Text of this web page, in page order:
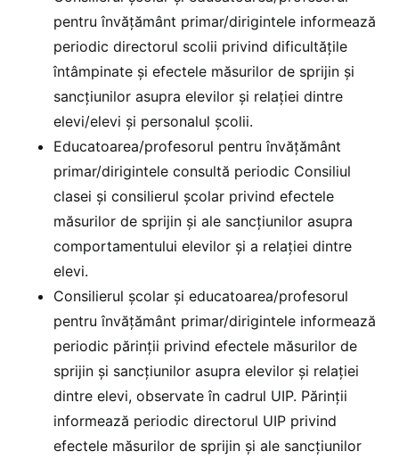
pentru învățământ primar/dirigintele informează
periodic directorul scolii privind dificultățile
întâmpinate și efectele măsurilor de sprijin și
sancțiunilor asupra elevilor și relației dintre
elevi/elevi și personalul școlii.
Educatoarea/profesorul pentru învățământ
primar/dirigintele consultă periodic Consiliul
clasei și consilierul școlar privind efectele
măsurilor de sprijin și ale sancțiunilor asupra
comportamentului elevilor și a relației dintre
elevi.
Consilierul școlar și educatoarea/profesorul
pentru învățământ primar/dirigintele informează
periodic părinții privind efectele măsurilor de
sprijin și sancțiunilor asupra elevilor și relației
dintre elevi, observate în cadrul UIP. Părinții
informează periodic directorul UIP privind
efectele măsurilor de sprijin și ale sancțiunilor